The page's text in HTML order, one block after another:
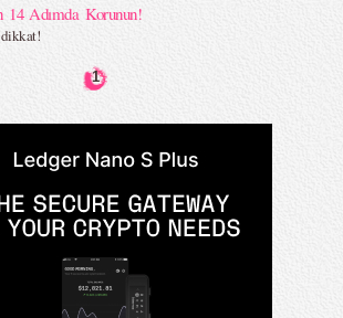
14 Adımda Korunun!
1